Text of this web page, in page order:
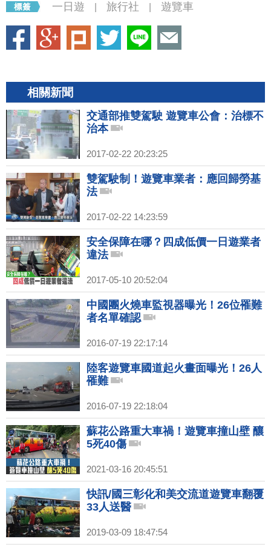
一日遊 旅行社 遊覽車
相關新聞
交通部推雙駕駛 遊覽車公會：治標不
治本
2017-02-22 20:23:25
雙駕駛制！遊覽車業者：應回歸勞基
法
2017-02-22 14:23:59
安全保障在哪？四成低價一日遊業者
違法
2017-05-10 20:52:04
中國團火燒車監視器曝光！26位罹難
者名單確認
2016-07-19 22:17:14
陸客遊覽車國道起火畫面曝光！26人
罹難
2016-07-19 22:18:04
蘇花公路重大車禍！遊覽車撞山壁 釀
5死40傷
2021-03-16 20:45:51
快訊/國三彰化和美交流道遊覽車翻覆
33人送醫
2019-03-09 18:47:54